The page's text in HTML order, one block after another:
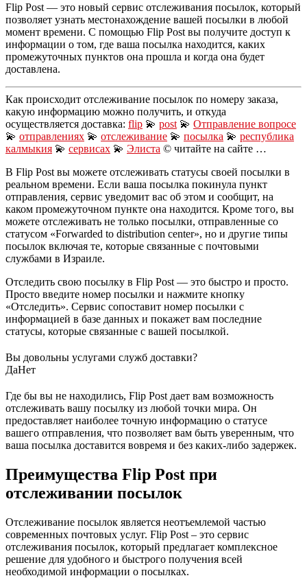
Flip Post — это новый сервис отслеживания посылок, который
позволяет узнать местонахождение вашей посылки в любой
момент времени. С помощью Flip Post вы получите доступ к
информации о том, где ваша посылка находится, каких
промежуточных пунктов она прошла и когда она будет
доставлена.
Как происходит отслеживание посылок по номеру заказа,
какую информацию можно получить, и откуда
осуществляется доставка: flip 💫 post 💫 Отправление вопросе
💫 отправлениях 💫 отслеживание 💫 посылка 💫 республика
калмыкия 💫 сервисах 💫 Элиста © читайте на сайте …
В Flip Post вы можете отслеживать статусы своей посылки в
реальном времени. Если ваша посылка покинула пункт
отправления, сервис уведомит вас об этом и сообщит, на
каком промежуточном пункте она находится. Кроме того, вы
можете отслеживать не только посылки, отправленные со
статусом «Forwarded to distribution center», но и другие типы
посылок включая те, которые связанные с почтовыми
службами в Израиле.
Отследить свою посылку в Flip Post — это быстро и просто.
Просто введите номер посылки и нажмите кнопку
«Отследить». Сервис сопоставит номер посылки с
информацией в базе данных и покажет вам последние
статусы, которые связанные с вашей посылкой.
Вы довольны услугами служб доставки?
ДаНет
Где бы вы не находились, Flip Post дает вам возможность
отслеживать вашу посылку из любой точки мира. Он
предоставляет наиболее точную информацию о статусе
вашего отправления, что позволяет вам быть уверенным, что
ваша посылка доставится вовремя и без каких-либо задержек.
Преимущества Flip Post при
отслеживании посылок
Отслеживание посылок является неотъемлемой частью
современных почтовых услуг. Flip Post – это сервис
отслеживания посылок, который предлагает комплексное
решение для удобного и быстрого получения всей
необходимой информации о посылках.